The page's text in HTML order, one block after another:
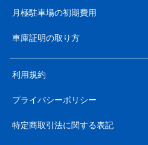
月極駐車場の初期費用
車庫証明の取り方
利用規約
プライバシーポリシー
特定商取引法に関する表記